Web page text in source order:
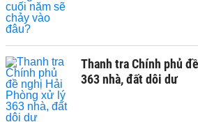
Thanh tra Chính phủ
363 nhà, đất dôi dư